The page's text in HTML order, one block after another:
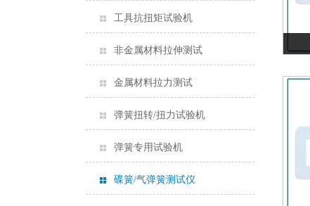
工具抗扭矩试验机
非金属材料拉伸测试
金属材料拉力测试
弹簧扭转/扭力试验机
弹簧专用试验机
碟簧/气弹簧测试仪